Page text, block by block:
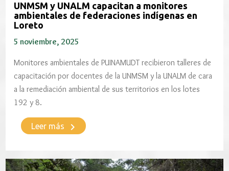
UNMSM y UNALM capacitan a monitores
ambientales de federaciones indígenas en
Loreto
5 noviembre, 2025
Monitores ambientales de PUINAMUDT recibieron talleres de
capacitación por docentes de la UNMSM y la UNALM de cara
a la remediación ambiental de sus territorios en los lotes
192 y 8.
Leer más keyboard_arrow_right